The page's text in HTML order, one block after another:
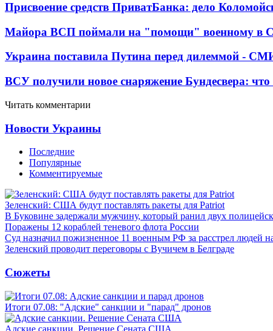
Присвоение средств ПриватБанка: дело
Майора ВСП поймали на "помощи" военному в
Украина поставила Путина перед дилеммой -
ВСУ получили новое снаряжение Бундесвера: что
Читать комментарии
Новости Украины
Последние
Популярные
Комментируемые
Зеленский: США будут поставлять ракеты для Patriot
В Буковине задержали мужчину, который ранил двух
Поражены 12 кораблей теневого флота России
Суд назначил пожизненное 11 военным РФ за расстрел людей
Зеленский проводит переговоры с Вучичем в Белграде
Сюжеты
Итоги 07.08: "Адские" санкции и "парад" дронов
Адские санкции. Решение Сената США